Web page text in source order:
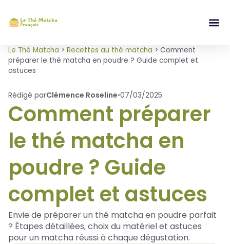
Le Thé Matcha > Recettes au thé matcha > Comment
préparer le thé matcha en poudre ? Guide complet et
astuces
Rédigé parClémence Roseline•07/03/2025
Comment préparer
le thé matcha en
poudre ? Guide
complet et astuces
Envie de préparer un thé matcha en poudre parfait
? Étapes détaillées, choix du matériel et astuces
pour un matcha réussi à chaque dégustation.